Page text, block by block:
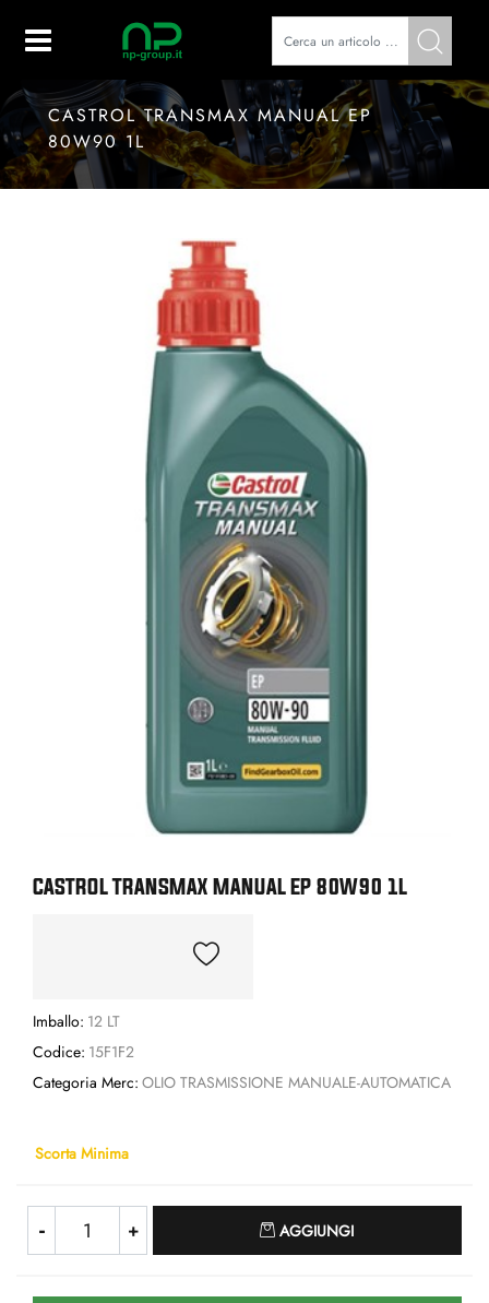
CASTROL TRANSMAX MANUAL EP
80W90 1L
CASTROL TRANSMAX MANUAL EP 80W90 1L
Imballo: 12 LT
Codice: 15F1F2
Categoria Merc: OLIO TRASMISSIONE MANUALE-AUTOMATICA
Scorta Minima
AGGIUNGI